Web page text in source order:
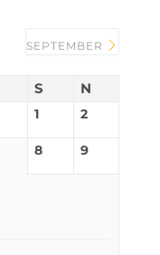
SEPTEMBER
S N
1 2
8 9